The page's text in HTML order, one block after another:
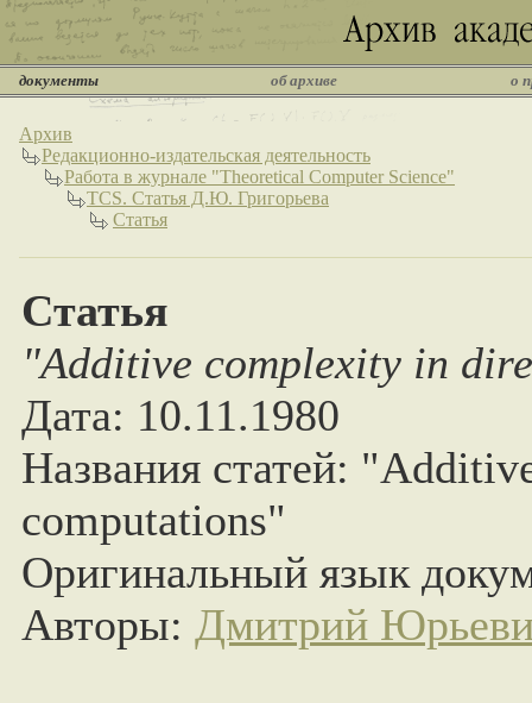
документы об архиве о
Архив
Редакционно-издательская деятельность
Работа в журнале "Theoretical Computer Science"
TCS. Статья Д.Ю. Григорьева
Статья
Статья
"Additive complexity in
Дата: 10.11.1980
Названия статей:
computations"
Оригинальный язык
Авторы: Дмитрий